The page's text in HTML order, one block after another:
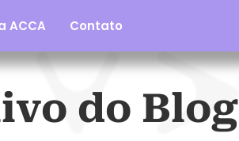
ACCA Contato
do Blog